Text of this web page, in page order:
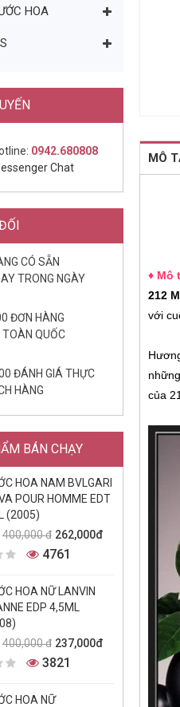
HOA
0942.680808
Chat
CÓ SẴN
TRONG NGÀY
ĐƠN HÀNG
QUỐC
ĐÁNH GIÁ THỰC
HÀNG
BÁN CHẠY
HOA NAM BVLGARI
POUR HOMME EDT
(2005)
400,000 đ 262,000đ
4761
HOA NỮ LANVIN
EDP 4,5ML
400,000 đ 237,000đ
3821
HOA NỮ
1.790.000đ
Mua ngay
MÔ
♦ Mô
212
với
của